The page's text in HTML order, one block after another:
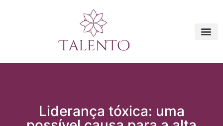
Liderança tóxica: uma